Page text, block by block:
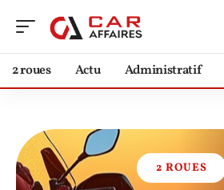
2 roues Actu Administratif
2 ROUES